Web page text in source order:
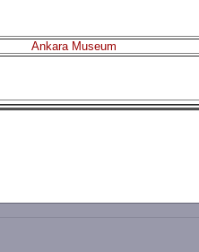
Ankara Museum